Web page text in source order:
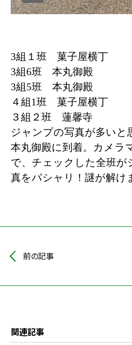
3組１班 菓子屋横丁
3組6班 本丸御殿
3組5班 本丸御殿
４組1班 菓子屋横丁
３組２班 蓮馨寺
ジャンプの写真が多いと
本丸御殿に到着。カメラ
で、チェックした全班が
真をパシャリ！謎が解け
前の記事
関連記事